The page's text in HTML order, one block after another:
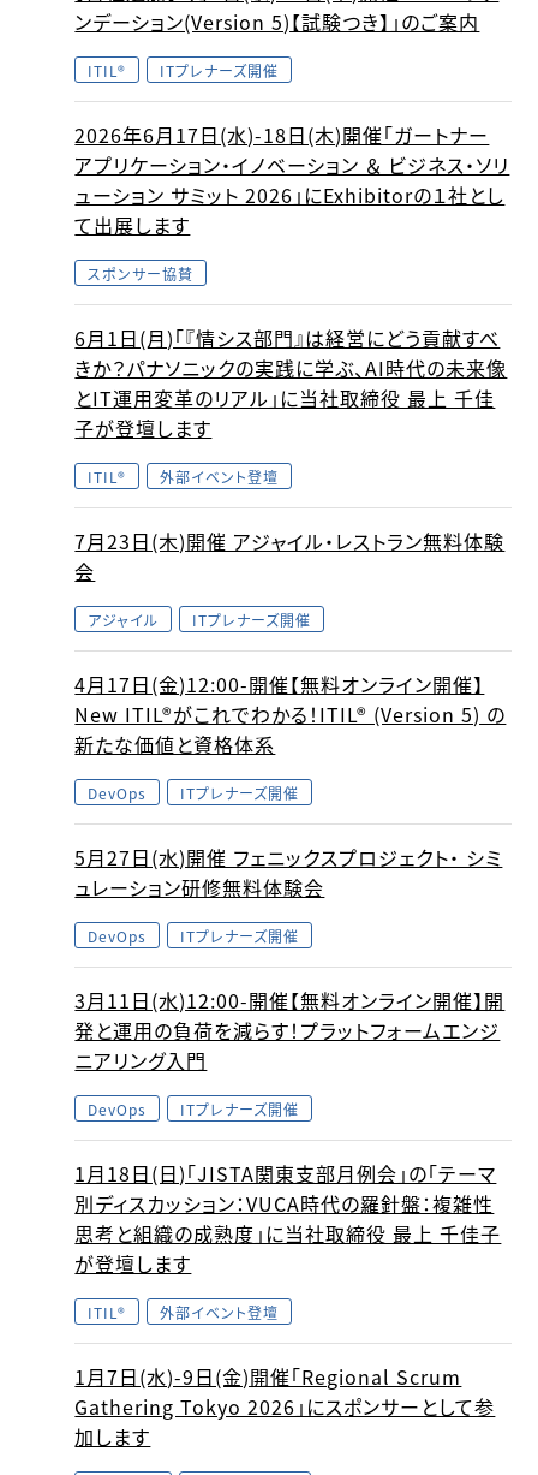
ンデーション(Version 5)【試験つき】」のご案内
ITIL® ITプレナーズ開催
2026年6月17日(水)-18日(木)開催「ガートナー
アプリケーション・イノベーション ＆ ビジネス・ソリ
ューション サミット 2026」にExhibitorの１社とし
て出展します
スポンサー協賛
6月1日(月)「『情シス部門』は経営にどう貢献すべ
きか？パナソニックの実践に学ぶ、AI時代の未来像
とIT運用変革のリアル」に当社取締役 最上 千佳
子が登壇します
ITIL® 外部イベント登壇
7月23日(木)開催 アジャイル・レストラン無料体験
会
アジャイル ITプレナーズ開催
4月17日(金)12:00-開催【無料オンライン開催】
New ITIL®がこれでわかる！ITIL® (Version 5) の
新たな価値と資格体系
DevOps ITプレナーズ開催
5月27日(水)開催 フェニックスプロジェクト・ シミ
ュレーション研修無料体験会
DevOps ITプレナーズ開催
3月11日(水)12:00-開催【無料オンライン開催】開
発と運用の負荷を減らす！プラットフォームエンジ
ニアリング入門
DevOps ITプレナーズ開催
1月18日(日)「JISTA関東支部月例会」の「テーマ
別ディスカッション：VUCA時代の羅針盤：複雑性
思考と組織の成熟度」に当社取締役 最上 千佳子
が登壇します
ITIL® 外部イベント登壇
1月7日(水)-9日(金)開催「Regional Scrum
Gathering Tokyo 2026」にスポンサーとして参
加します